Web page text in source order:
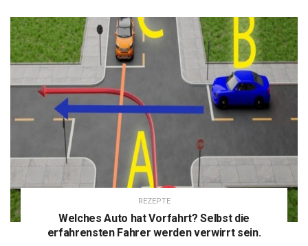
REZEPTE
Welches Auto hat Vorfahrt? Selbst die
erfahrensten Fahrer werden verwirrt sein.